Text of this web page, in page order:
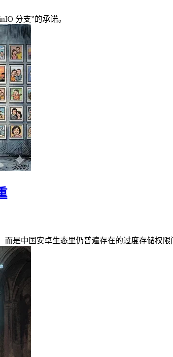
分支”的承诺。
是中国安卓生态里仍普遍存在的过度存储权限